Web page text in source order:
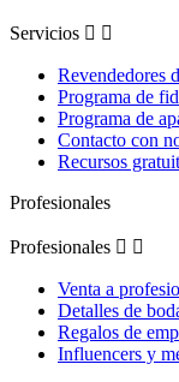
Servicios  
Revendedores
Programa de
Programa de
Contacto con
Recursos
Profesionales
Profesionales  
Venta a
Detalles de
Regalos de
Influencers y